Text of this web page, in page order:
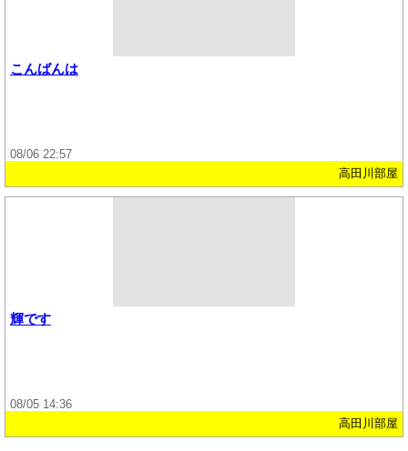
こんばんは
08/06 22:57
高田川部屋
輝です
08/05 14:36
高田川部屋